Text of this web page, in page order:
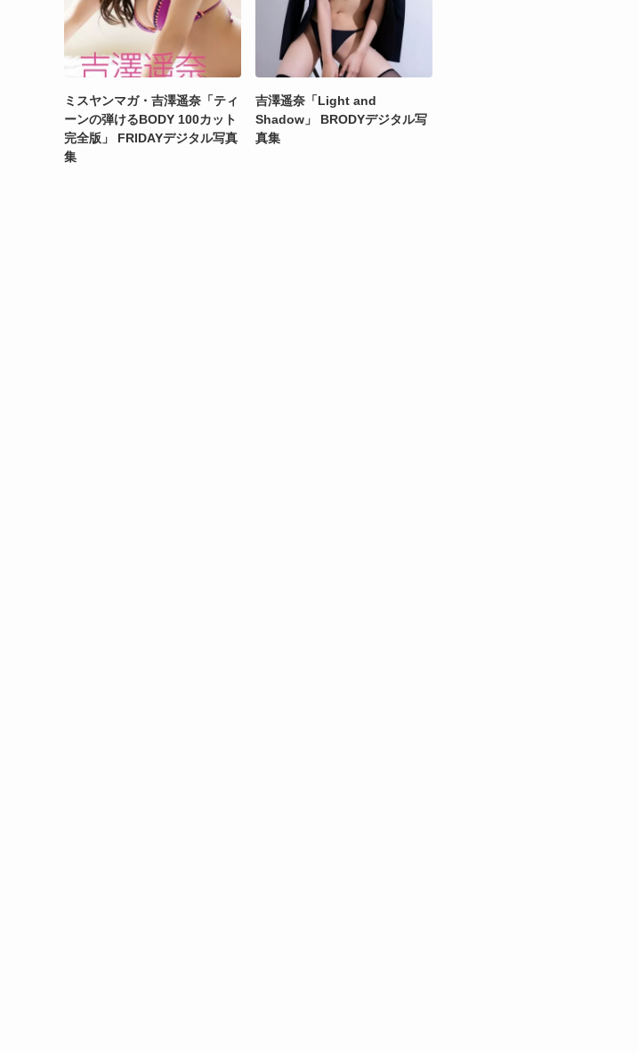
ミスヤンマガ・吉澤遥奈「ティ
ーンの弾けるBODY 100カット
完全版」 FRIDAYデジタル写真
集
吉澤遥奈「Light and
Shadow」 BRODYデジタル写
真集